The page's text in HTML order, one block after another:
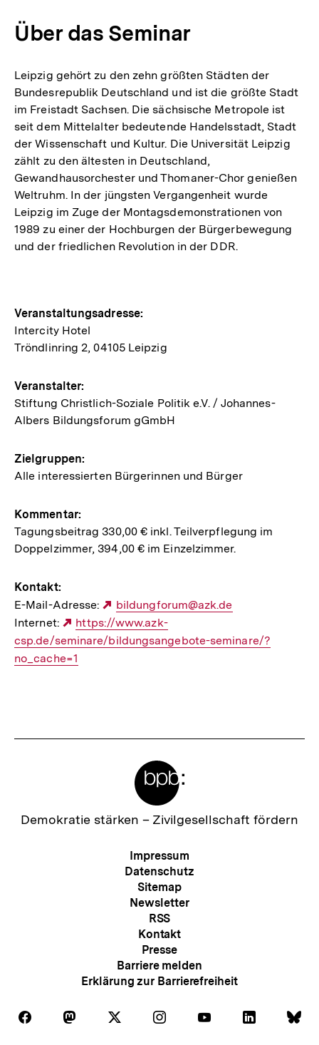
Über das Seminar
Leipzig gehört zu den zehn größten Städten der
Bundesrepublik Deutschland und ist die größte Stadt
im Freistadt Sachsen. Die sächsische Metropole ist
seit dem Mittelalter bedeutende Handelsstadt, Stadt
der Wissenschaft und Kultur. Die Universität Leipzig
zählt zu den ältesten in Deutschland,
Gewandhausorchester und Thomaner-Chor genießen
Weltruhm. In der jüngsten Vergangenheit wurde
Leipzig im Zuge der Montagsdemonstrationen von
1989 zu einer der Hochburgen der Bürgerbewegung
und der friedlichen Revolution in der DDR.
Hinweise
zur
Veranstaltung
Veranstaltungsadresse:
Intercity Hotel
Tröndlinring 2, 04105 Leipzig
Veranstalter:
Stiftung Christlich-Soziale Politik e.V. / Johannes-
Albers Bildungsforum gGmbH
Zielgruppen:
Alle interessierten Bürgerinnen und Bürger
Kommentar:
Tagungsbeitrag 330,00 € inkl. Teilverpflegung im
Doppelzimmer, 394,00 € im Einzelzimmer.
Kontakt:
E-Mail-Adresse:
Externer
Link:
bildungforum@azk.de
Internet:
Externer
Link:
https://www.azk-
csp.de/seminare/bildungsangebote-seminare/?
no_cache=1
Zur
Demokratie stärken – Zivilgesellschaft fördern
Meta-
Navigation
Impressum
Datenschutz
Sitemap
Newsletter
RSS
Kontakt
Presse
Barriere melden
Erklärung zur Barrierefreiheit
Folgen
Auf
Folgen Folgen Folgen
Auf
Folgen Folgen